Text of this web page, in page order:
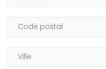
Translation missing:
Translation missing: